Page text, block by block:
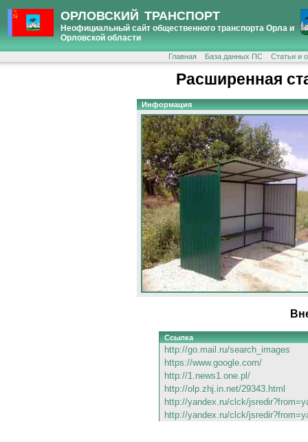
ОРЛОВСКИЙ ТРАНСПОРТ
Неофициальный сайт общественного транспорта Орла и
Орловской области
Главная База данных ПС Статьи и
Расширенная
Информация
Ссылка
http://go.mail.ru/search_images
https://www.google.com/
http://1.news1.one.pl/
http://olp.zhj.in.net/29343.html
http://yandex.ru/clck/
http://yandex.ru/clck/